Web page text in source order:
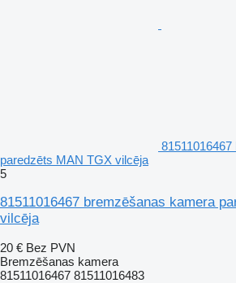
paredzēts MAN TGX vilcēja
5
81511016467 bremzēšanas kamera
vilcēja
20 € Bez PVN
Bremzēšanas kamera
81511016467 81511016483